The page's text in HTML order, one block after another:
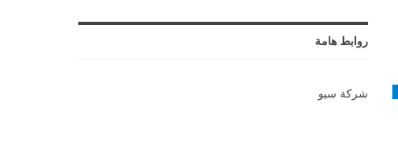
روابط هامة
شركة سيو